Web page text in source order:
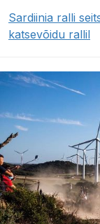
Sardiinia ralli
katsevõidu rallil